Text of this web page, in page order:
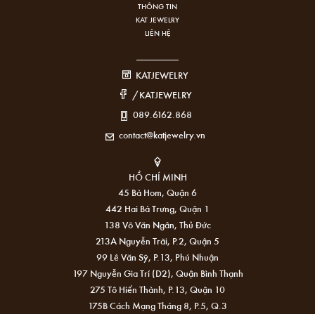
THÔNG TIN
KAT JEWELRY
LIÊN HỆ
KATJEWELRY
/KATJEWELRY
089.6162.868
contact@katjewelry.vn
HỒ CHÍ MINH
45 Bà Hom, Quận 6
442 Hai Bà Trưng, Quận 1
138 Võ Văn Ngân, Thủ Đức
213A Nguyễn Trãi, P.2, Quận 5
99 Lê Văn Sỹ, P.13, Phú Nhuận
197 Nguyễn Gia Trí (D2), Quận Bình Thạnh
275 Tô Hiến Thành, P.13, Quận 10
175B Cách Mạng Tháng 8, P.5, Q.3